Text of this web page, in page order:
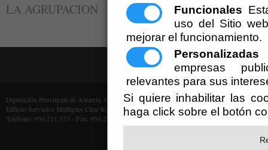
Funcionales
uso del Sitio
mejorar el funcionamiento.
Personalizadas
empresas
relevantes para sus
Si quiere inhabilitar las
haga click sobre el botón
LA AGRUPACION
Diputación Provincial de Almería. Protección Civil (Cif: P-0400000-F)
Edficio Servicios Múltiples Ctra/ Ronda, 216 - 04009 Almería
Teléfono: 950.211.373 - Fax: 950.211.372